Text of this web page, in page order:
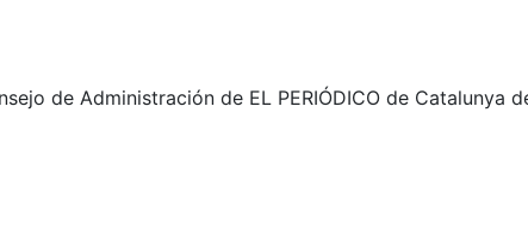
de Administración de EL PERIÓDICO de Catalunya